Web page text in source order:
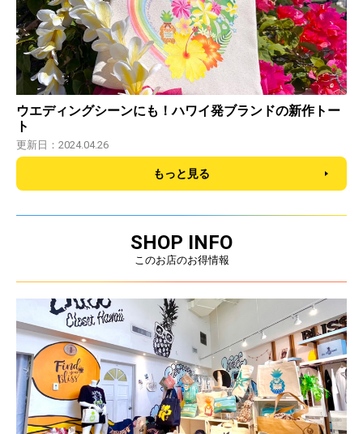
ウエディングシーンにも！ハワイ発ブランドの新作トー
ト
更新日：2024.04.26
もっと見る
SHOP INFO
このお店のお得情報